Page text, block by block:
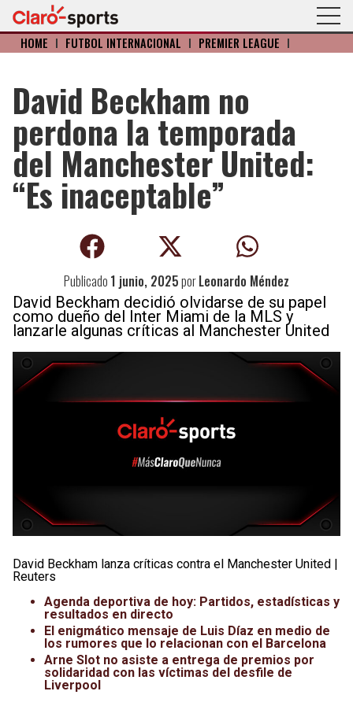
HOME I FÚTBOL INTERNACIONAL I PREMIER LEAGUE I
David Beckham no
perdona la temporada
del Manchester United:
“Es inaceptable”
Publicado 1 junio, 2025porLeonardo Méndez
David Beckham decidió olvidarse de su papel
como dueño del Inter Miami de la MLS y
lanzarle algunas críticas al Manchester United
David Beckham lanza críticas contra el Manchester United |
Reuters
Agenda deportiva de hoy: Partidos, estadísticas y
resultados en directo
El enigmático mensaje de Luis Díaz en medio de
los rumores que lo relacionan con el Barcelona
Arne Slot no asiste a entrega de premios por
solidaridad con las víctimas del desfile de
Liverpool